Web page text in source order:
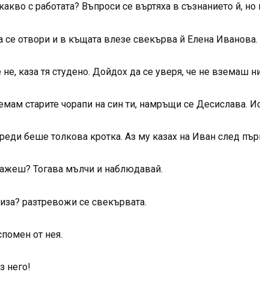
с работата? Въпроси се въртяха в съзнанието й,
се отвори и в къщата влезе свекърва й Елена Иванова.
каза тя студено. Дойдох да се уверя, че не вземаш
старите чорапи на син ти, намръщи се Десислава.
беше толкова кротка. Аз му казах на Иван след
Тогава мълчи и наблюдавай.
разтревожи се свекървата.
от нея.
него!